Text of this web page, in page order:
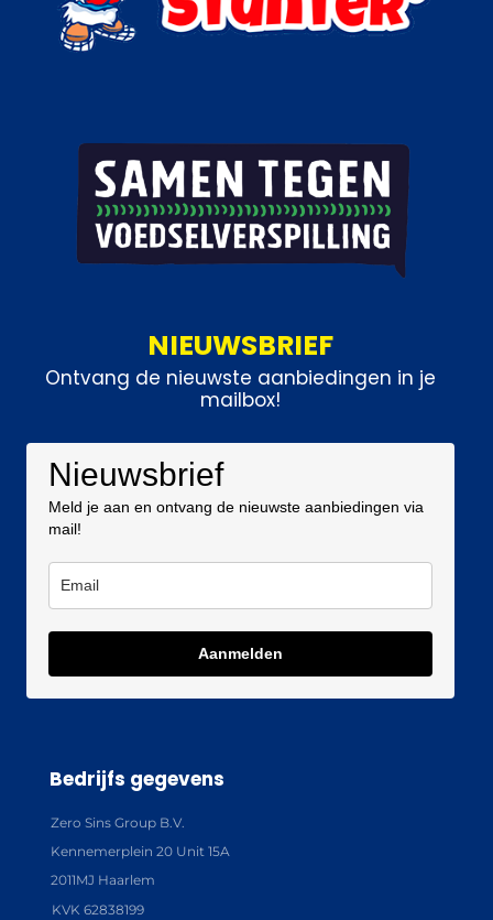
NIEUWSBRIEF
Ontvang de nieuwste aanbiedingen in je
mailbox!
Nieuwsbrief
Meld je aan en ontvang de nieuwste aanbiedingen via
mail!
Aanmelden
Bedrijfs gegevens
Zero Sins Group B.V.
Kennemerplein 20 Unit 15A
2011MJ Haarlem
KVK 62838199